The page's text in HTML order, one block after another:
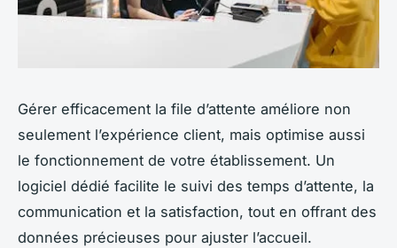
Gérer efficacement la file d’attente améliore non
seulement l’expérience client, mais optimise aussi
le fonctionnement de votre établissement. Un
logiciel dédié facilite le suivi des temps d’attente, la
communication et la satisfaction, tout en offrant des
données précieuses pour ajuster l’accueil.